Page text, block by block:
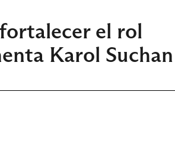
el rol
Karol Suchan